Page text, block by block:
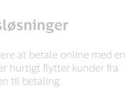
at betale online med en
hurtigt flytter kunder fra
til betaling.